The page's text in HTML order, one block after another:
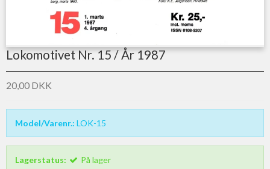
Lokomotivet Nr. 15 / År 1987
20,00 DKK
Model/Varenr.: LOK-15
Lagerstatus: På lager